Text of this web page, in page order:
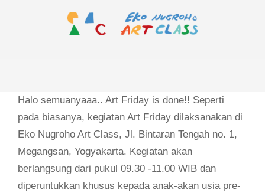
ART
CLASS
Halo semuanyaaa.. Art Friday is done!! Seperti
pada biasanya, kegiatan Art Friday dilaksanakan di
Eko Nugroho Art Class, Jl. Bintaran Tengah no. 1,
Megangsan, Yogyakarta. Kegiatan akan
berlangsung dari pukul 09.30 -11.00 WIB dan
diperuntukkan khusus kepada anak-akan usia pre-